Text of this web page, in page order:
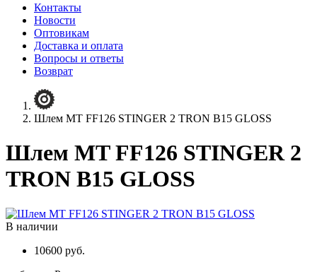
Контакты
Новости
Оптовикам
Доставка и оплата
Вопросы и ответы
Возврат
Шлем MT FF126 STINGER 2 TRON B15 GLOSS
Шлем MT FF126 STINGER 2
TRON B15 GLOSS
В наличии
10600 руб.